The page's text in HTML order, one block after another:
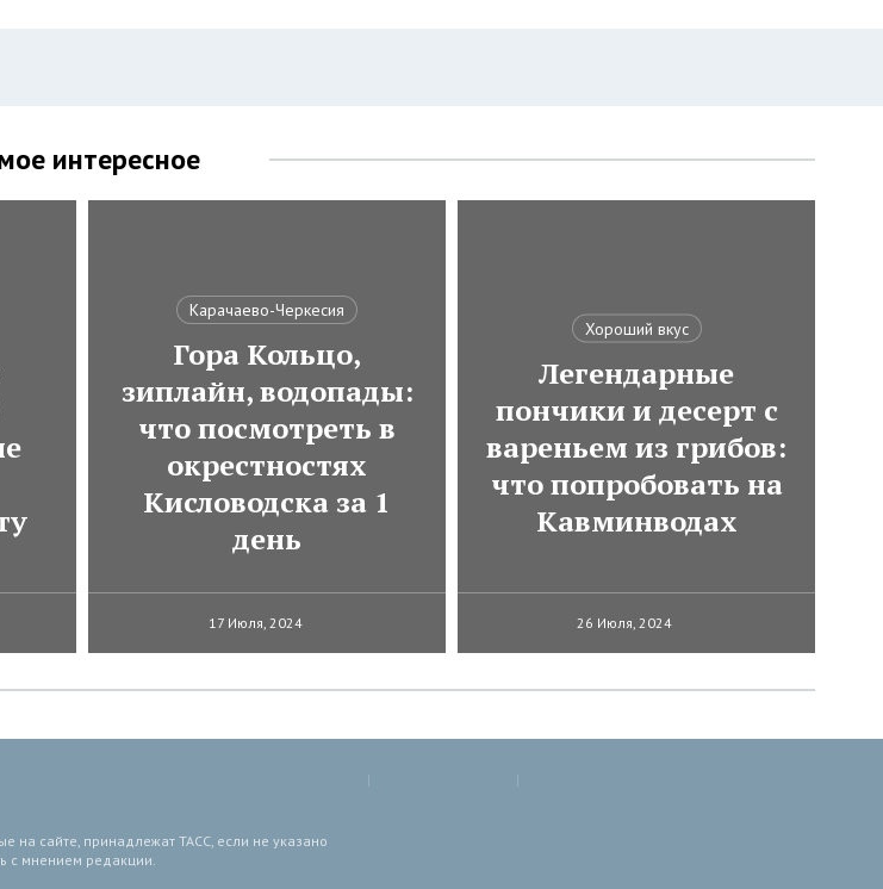
интересное
Карачаево-Черкесия
Гора Кольцо,
зиплайн, водопады:
что посмотреть в
окрестностях
Кисловодска за 1
день
17 Июля, 2024
Хороший вкус
Легендарные
пончики и десерт с
вареньем из грибов:
что попробовать на
Кавминводах
26 Июля, 2024
на сайте, принадлежат ТАСС, если не указано
с мнением редакции.